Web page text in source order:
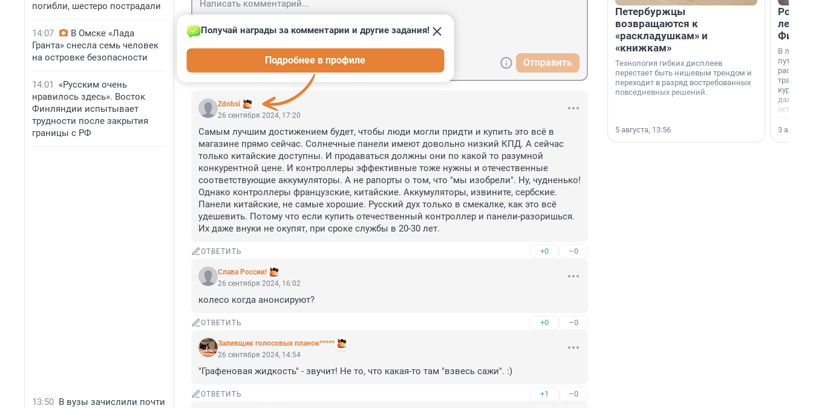
погибли, шестеро пострадали
14:07
В Омске «Лада
Гранта» снесла семь человек
на островке безопасности
14:01
«Русским очень
нравилось здесь». Восток
Финляндии испытывает
трудности после закрытия
границы с РФ
13:50 В вузы зачислили почти
Отправить
Zdobsi
Получай награды за комментарии и другие задания!
Подробнее в профиле
26 сентября 2024, 17:20
Самым лучшим достижением будет, чтобы люди могли придти и купить это всё в
магазине прямо сейчас. Солнечные панели имеют довольно низкий КПД. А сейчас
только китайские доступны. И продаваться должны они по какой то разумной
конкурентной цене. И контроллеры эффективные тоже нужны и отечественные
соответствующие аккумуляторы. А не рапорты о том, что "мы изобрели". Ну, чудненько!
Однако контроллеры французские, китайские. Аккумуляторы, извините, сербские.
Панели китайские, не самые хорошие. Русский дух только в смекалке, как это всё
удешевить. Потому что если купить отечественный контроллер и панели-разоришься.
Их даже внуки не окупят, при сроке службы в 20-30 лет.
ОТВЕТИТЬ +0 –0
Слава России!
26 сентября 2024, 16:02
колесо когда анонсируют?
ОТВЕТИТЬ +0 –0
Заливщик голосовых планок*****
26 сентября 2024, 14:54
"Графеновая жидкость" - звучит! Не то, что какая-то там "взвесь сажи". :)
ОТВЕТИТЬ +1 –0
Петербуржцы
возвращаются к
«раскладушкам» и
«книжкам»
Технология гибких дисплеев
перестает быть нишевым трендом и
переходит в разряд востребованных
повседневных решений.
5 августа, 13:56
летят
В летнем
дальние
острова
3